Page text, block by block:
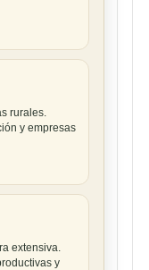
rurales.
y empresas
extensiva.
y